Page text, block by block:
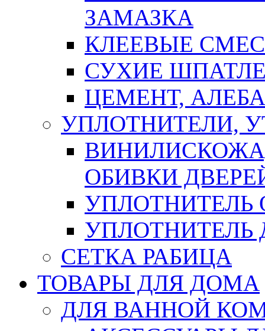
ЗАМАЗКА
КЛЕЕВЫЕ
СУХИЕ
ЦЕМЕНТ,
УПЛОТНИТЕЛИ,
ОБИВКИ
УПЛОТНИТЕЛЬ
СЕТКА РАБИЦА
ТОВАРЫ ДЛЯ ДОМА
ДЛЯ ВАННОЙ